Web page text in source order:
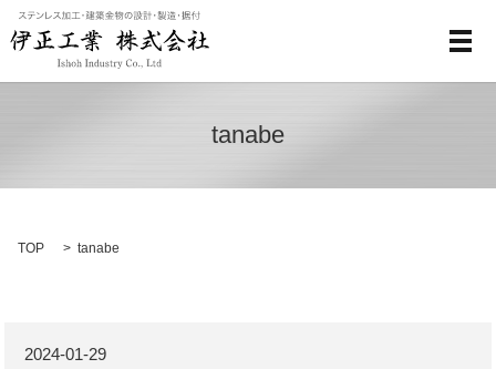
メ
tanabe
TOP tanabe
2024-01-29